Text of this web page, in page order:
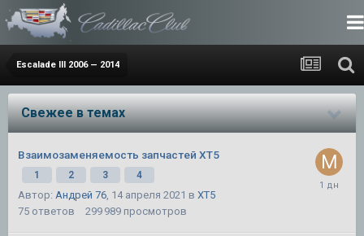
Escalade III 2006 — 2014
Свежее в темах
Взаимозаменяемость запчастей XT5
1 2 3 4
Автор: Андрей 76, 14 апреля 2021 в XT5
75 ответов 299 989 просмотров